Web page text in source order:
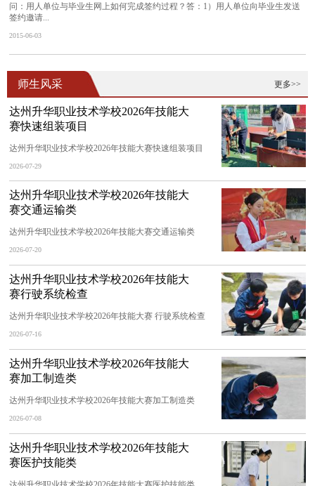
问：用人单位与毕业生网上如何完成签约过程？答：1）用人单位向毕业生发送
签约邀请...
2015-06-03
更多>>
师生风采
达州升华职业技术学校2026年技能大
赛快速组装项目
达州升华职业技术学校2026年技能大赛快速组装项目
2026-07-29
达州升华职业技术学校2026年技能大
赛交通运输类
达州升华职业技术学校2026年技能大赛交通运输类
2026-07-20
达州升华职业技术学校2026年技能大
赛行驶系统检查
达州升华职业技术学校2026年技能大赛 行驶系统检查
2026-07-16
达州升华职业技术学校2026年技能大
赛加工制造类
达州升华职业技术学校2026年技能大赛加工制造类
2026-07-08
达州升华职业技术学校2026年技能大
赛医护技能类